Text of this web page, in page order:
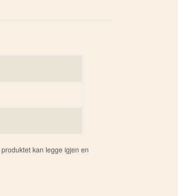
kan legge igjen en